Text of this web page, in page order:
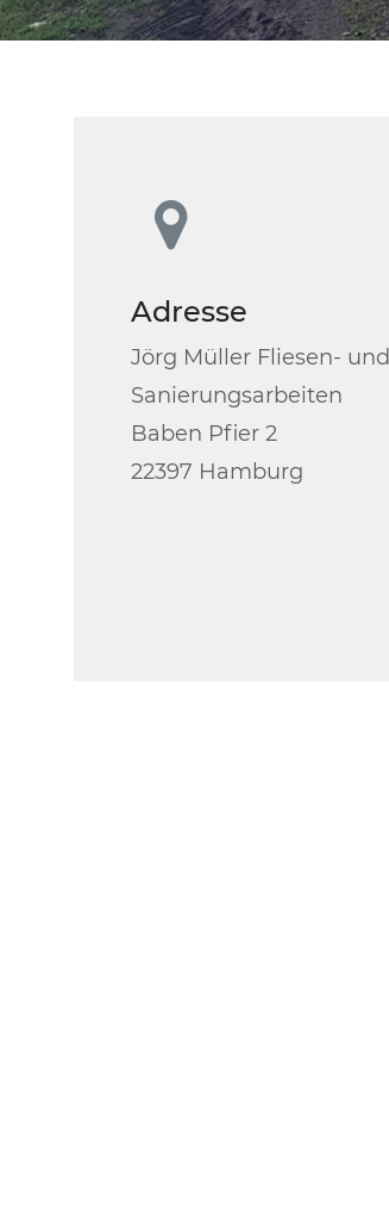
Adresse
Jörg Müller Fliesen- und
Sanierungsarbeiten
Baben Pfier 2
22397 Hamburg